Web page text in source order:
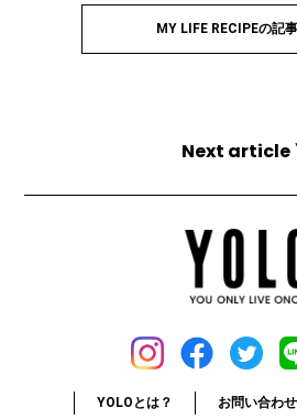
MY LIFE RECIPEの記
Next article
YOLOとは？ お問い合わせ